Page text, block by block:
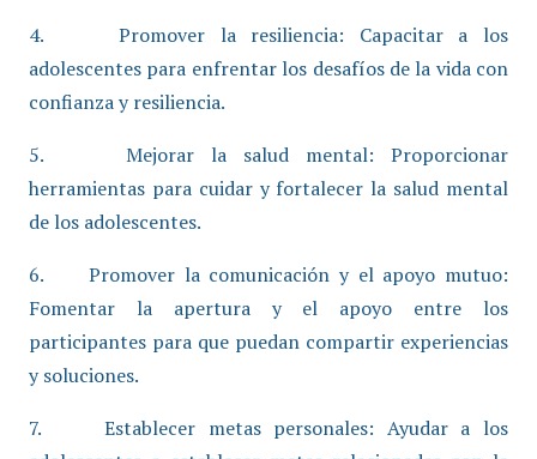
4. Promover la resiliencia: Capacitar a los
adolescentes para enfrentar los desafíos de la vida con
confianza y resiliencia.
5. Mejorar la salud mental: Proporcionar
herramientas para cuidar y fortalecer la salud mental
de los adolescentes.
6. Promover la comunicación y el apoyo mutuo:
Fomentar la apertura y el apoyo entre los
participantes para que puedan compartir experiencias
y soluciones.
7. Establecer metas personales: Ayudar a los